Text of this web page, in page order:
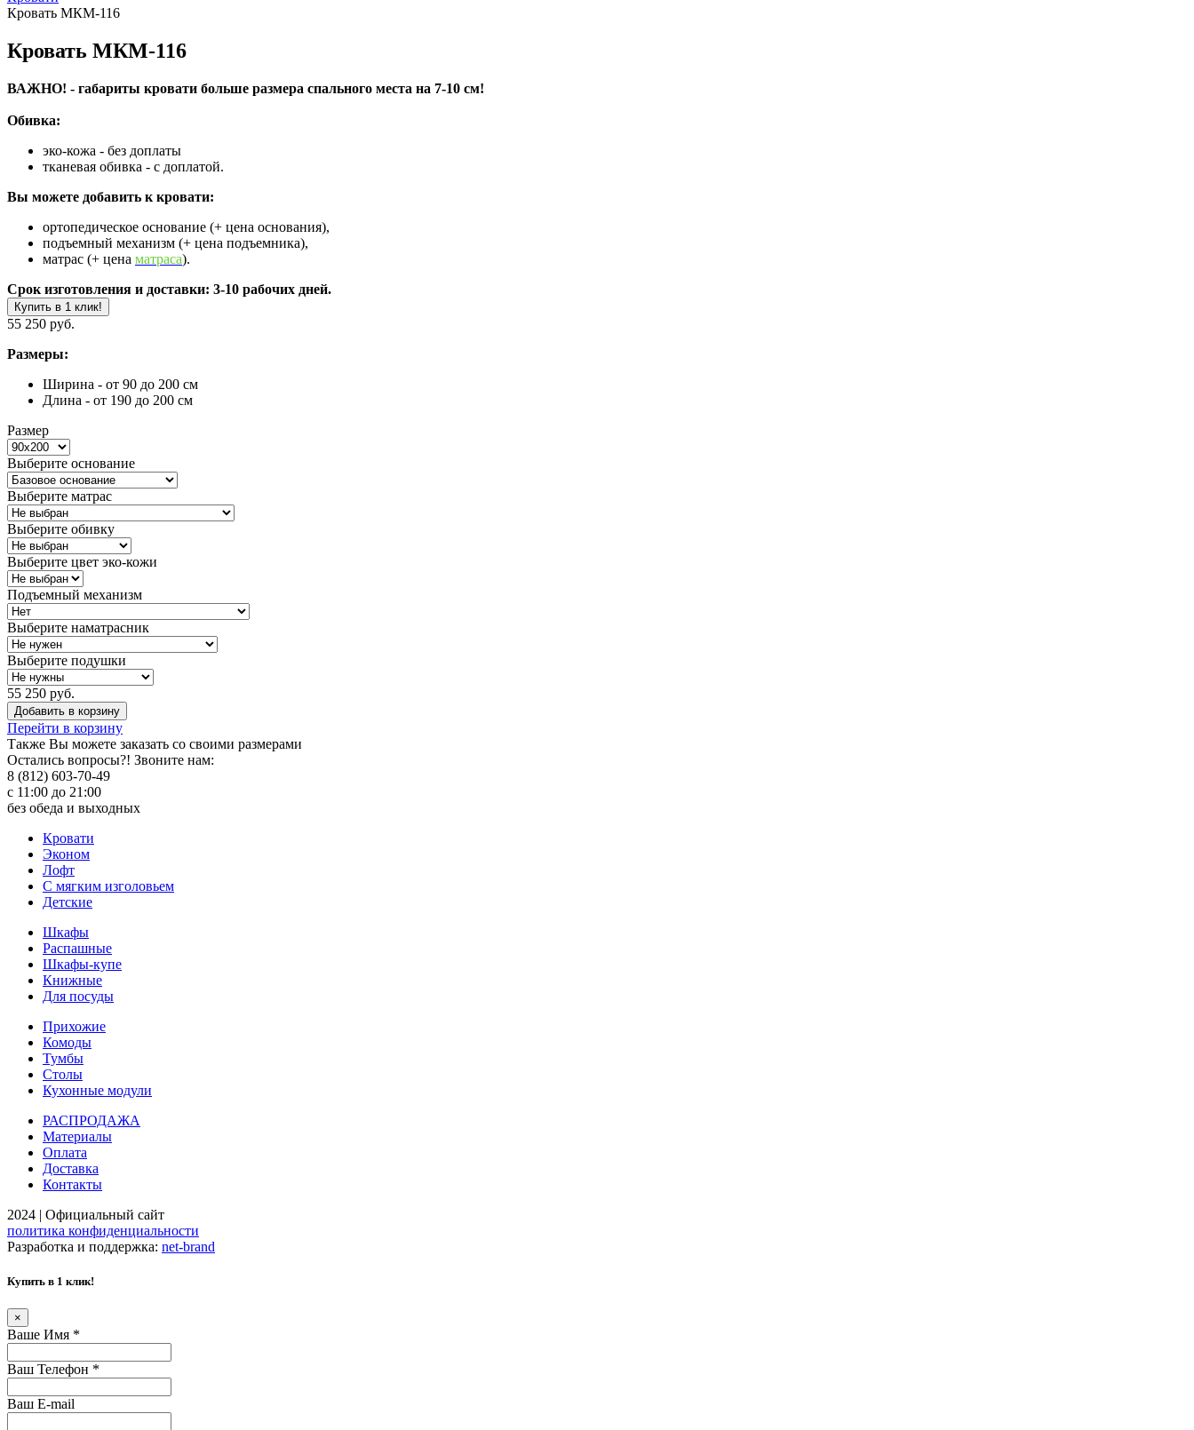
Кровать МКМ-116
Кровать МКМ-116
ВАЖНО! - габариты кровати больше размера спального места на 7-10 см!
Обивка:
эко-кожа - без доплаты
тканевая обивка - с доплатой.
Вы можете добавить к кровати:
ортопедическое основание (+ цена основания),
подъемный механизм (+ цена подъемника),
матрас (+ цена матраса).
Срок изготовления и доставки: 3-10 рабочих дней.
Купить в 1 клик!
55 250 руб.
Размеры:
Ширина - от 90 до 200 см
Длина - от 190 до 200 см
Размер
Выберите основание
Выберите матрас
Выберите обивку
Выберите цвет эко-кожи
Подъемный механизм
Выберите наматрасник
Выберите подушки
55 250 руб.
Добавить в корзину
Перейти в корзину
Также Вы можете заказать со своими размерами
Остались вопросы?! Звоните нам:
8 (812) 603-70-49
с 11:00 до 21:00
без обеда и выходных
Кровати
Эконом
Лофт
С мягким изголовьем
Детские
Шкафы
Распашные
Шкафы-купе
Книжные
Для посуды
Прихожие
Комоды
Тумбы
Столы
Кухонные модули
РАСПРОДАЖА
Материалы
Оплата
Доставка
Контакты
2024 | Официальный сайт
политика конфиденциальности
Разработка и поддержка: net-brand
Купить в 1 клик!
×
Ваше Имя *
Ваш Телефон *
Ваш E-mail